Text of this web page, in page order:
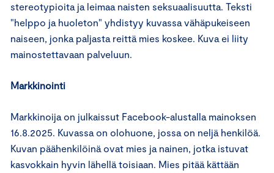
stereotypioita ja leimaa naisten seksuaalisuutta. Teksti
"helppo ja huoleton" yhdistyy kuvassa vähäpukeiseen
naiseen, jonka paljasta reittä mies koskee. Kuva ei liity
mainostettavaan palveluun.
Markkinointi
Markkinoija on julkaissut Facebook-alustalla mainoksen
16.8.2025. Kuvassa on olohuone, jossa on neljä henkilöä.
Kuvan päähenkilöinä ovat mies ja nainen, jotka istuvat
kasvokkain hyvin lähellä toisiaan. Mies pitää kättään